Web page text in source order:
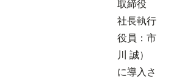
取締役
社長執行
役員：市
川 誠）
に導入さ